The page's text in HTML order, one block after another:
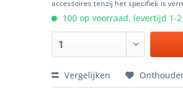
accessoires tenzij het specifiek is
100 op voorraad, levertijd 1-
Vergelijken